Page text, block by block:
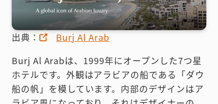
出典：
Burj Al Arab
Burj Al Arabは、1999年にオープンした7つ星
ホテルです。外観はアラビアの船である「ダウ
船の帆」を模しています。内部のデザインはア